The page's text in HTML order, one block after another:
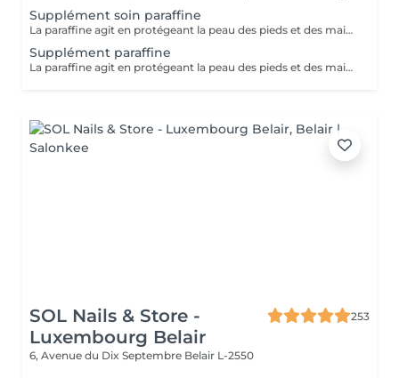
Supplément soin paraffine
La paraffine agit en protégeant la peau des pieds et des mains contre les agressions extérieures. Sa capacité de rétention d'eau favorise l'hydratation de la peau. Le traitement à la paraffine est idéal pour avoir des membres lisses. En effet, ce produit procure un effet rajeunissant à la peau, en plus de l'adoucir. Uniquement avec un service de manucurie effectué à l'institut le même jour
Supplément paraffine
La paraffine agit en protégeant la peau des pieds et des mains contre les agressions extérieures. Sa capacité de rétention d'eau favorise l'hydratation de la peau. Le traitement à la paraffine est idéal pour avoir des membres lisses. En effet, ce produit procure un effet rajeunissant à la peau, en plus de l'adoucir. Uniquement avec un service de beauté des pieds ou de pédicurie effectué à l'institut le même jour
SOL Nails & Store -
Luxembourg Belair
253
6, Avenue du Dix Septembre Belair L-2550